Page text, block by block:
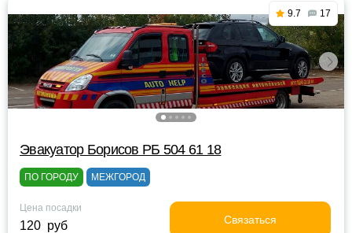
9.7 17
Эвакуатор Борисов РБ 504 61 18
ПО ГОРОДУ МЕЖГОРОД
Цена посадки
120 руб Связаться